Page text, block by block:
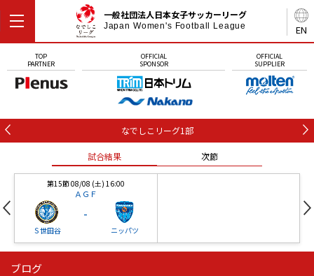
EN
一般社団法人日本女子サッカーリーグ
Japan Women's Football League
TOP
PARTNER
OFFICIAL
SPONSOR
OFFICIAL
SUPPLIER
なでしこリーグ1部
試合結果 次節
第15節 08/08 (土) 16:00
ＡＧＦ
Ｓ世田谷
-
ニッパツ
ブログ